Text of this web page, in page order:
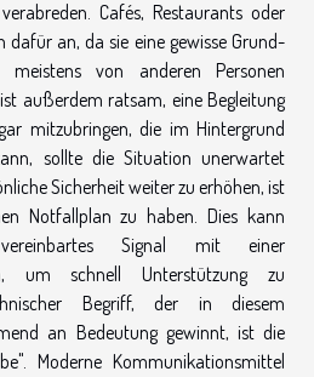
Cafés, Restaurants oder
dafür an, da sie eine gewisse Grund-
von anderen Personen
außerdem ratsam, eine Begleitung
mitzubringen, die im Hintergrund
sollte die Situation unerwartet
Sicherheit weiter zu erhöhen, ist
Notfallplan zu haben. Dies kann
Signal mit einer
um schnell Unterstützung zu
Begriff, der in diesem
an Bedeutung gewinnt, ist die
Moderne Kommunikationsmittel